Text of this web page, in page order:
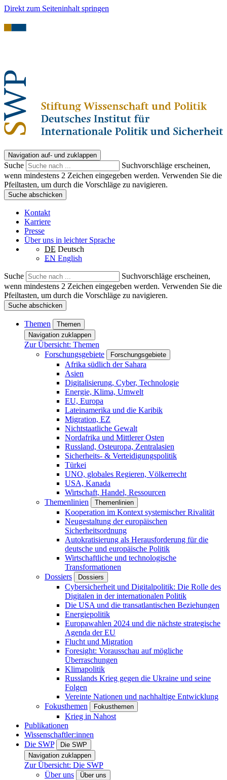
Direkt zum Seiteninhalt springen
Navigation auf- und zuklappen
Suche
Suchvorschläge erscheinen,
wenn mindestens 2 Zeichen eingegeben werden. Verwenden Sie die
Pfeiltasten, um durch die Vorschläge zu navigieren.
Suche abschicken
Kontakt
Karriere
Presse
Über uns in leichter Sprache
DE Deutsch
EN English
Suche
Suchvorschläge erscheinen,
wenn mindestens 2 Zeichen eingegeben werden. Verwenden Sie die
Pfeiltasten, um durch die Vorschläge zu navigieren.
Suche abschicken
Themen
Themen
Navigation zuklappen
Zur Übersicht: Themen
Forschungsgebiete
Forschungsgebiete
Afrika südlich der Sahara
Asien
Digitalisierung, Cyber, Technologie
Energie, Klima, Umwelt
EU, Europa
Lateinamerika und die Karibik
Migration, EZ
Nichtstaatliche Gewalt
Nordafrika und Mittlerer Osten
Russland, Osteuropa, Zentralasien
Sicherheits- & Verteidigungspolitik
Türkei
UNO, globales Regieren, Völkerrecht
USA, Kanada
Wirtschaft, Handel, Ressourcen
Themenlinien
Themenlinien
Kooperation im Kontext systemischer Rivalität
Neugestaltung der europäischen
Sicherheitsordnung
Autokratisierung als Herausforderung für die
deutsche und europäische Politik
Wirtschaftliche und technologische
Transformationen
Dossiers
Dossiers
Cybersicherheit und Digitalpolitik: Die Rolle des
Digitalen in der internationalen Politik
Die USA und die transatlantischen Beziehungen
Energiepolitik
Europawahlen 2024 und die nächste strategische
Agenda der EU
Flucht und Migration
Foresight: Vorausschau auf mögliche
Überraschungen
Klimapolitik
Russlands Krieg gegen die Ukraine und seine
Folgen
Vereinte Nationen und nachhaltige Entwicklung
Fokusthemen
Fokusthemen
Krieg in Nahost
Publikationen
Wissenschaftler:innen
Die SWP
Die SWP
Navigation zuklappen
Zur Übersicht: Die SWP
Über uns
Über uns